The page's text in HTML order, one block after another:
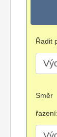
Řadit
Směr
řazení: